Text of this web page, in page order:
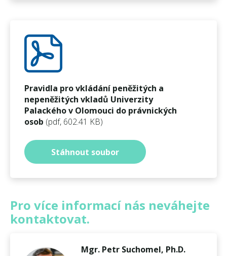
Pravidla pro vkládání peněžitých a
nepeněžitých vkladů Univerzity
Palackého v Olomouci do právnických
osob (pdf, 602.41 KB)
Stáhnout soubor
Pro více informací nás neváhejte
kontaktovat.
Mgr. Petr Suchomel, Ph.D.